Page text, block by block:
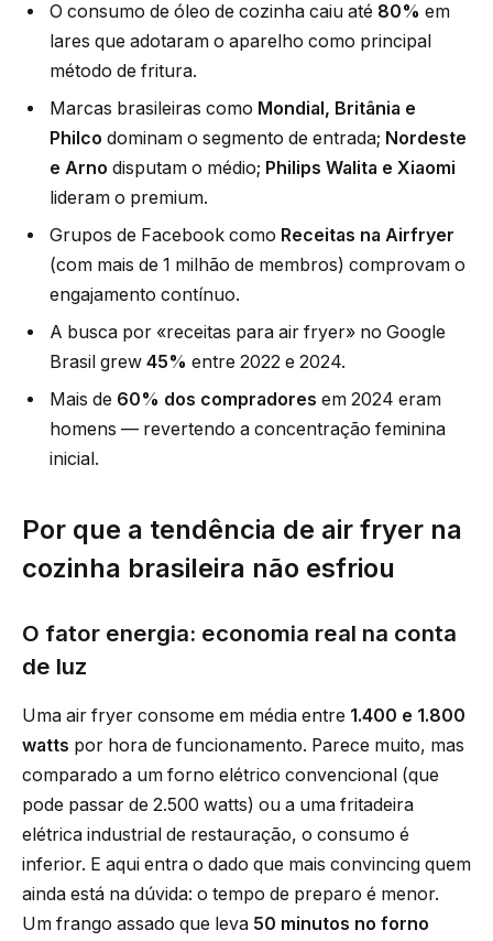
O consumo de óleo de cozinha caiu até 80% em
lares que adotaram o aparelho como principal
método de fritura.
Marcas brasileiras como Mondial, Britânia e
Philco dominam o segmento de entrada; Nordeste
e Arno disputam o médio; Philips Walita e Xiaomi
lideram o premium.
Grupos de Facebook como Receitas na Airfryer
(com mais de 1 milhão de membros) comprovam o
engajamento contínuo.
A busca por «receitas para air fryer» no Google
Brasil grew 45% entre 2022 e 2024.
Mais de 60% dos compradores em 2024 eram
homens — revertendo a concentração feminina
inicial.
Por que a tendência de air fryer na
cozinha brasileira não esfriou
O fator energia: economia real na conta
de luz
Uma air fryer consome em média entre 1.400 e 1.800
watts por hora de funcionamento. Parece muito, mas
comparado a um forno elétrico convencional (que
pode passar de 2.500 watts) ou a uma fritadeira
elétrica industrial de restauração, o consumo é
inferior. E aqui entra o dado que mais convincing quem
ainda está na dúvida: o tempo de preparo é menor.
Um frango assado que leva 50 minutos no forno